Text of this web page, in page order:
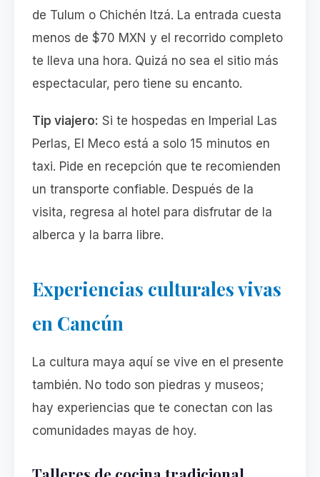
de Tulum o Chichén Itzá. La entrada cuesta
menos de $70 MXN y el recorrido completo
te lleva una hora. Quizá no sea el sitio más
espectacular, pero tiene su encanto.
Tip viajero: Si te hospedas en Imperial Las
Perlas, El Meco está a solo 15 minutos en
taxi. Pide en recepción que te recomienden
un transporte confiable. Después de la
visita, regresa al hotel para disfrutar de la
alberca y la barra libre.
Experiencias culturales vivas
en Cancún
La cultura maya aquí se vive en el presente
también. No todo son piedras y museos;
hay experiencias que te conectan con las
comunidades mayas de hoy.